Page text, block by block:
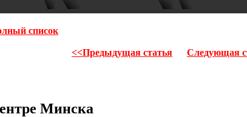
список
<<Предыдущая статья Следующая
Минска